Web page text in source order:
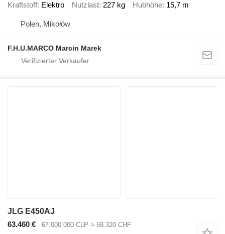
Kraftstoff Elektro Nutzlast 227 kg Hubhöhe 15,7 m
Polen, Mikołów
F.H.U.MARCO Marcin Marek
JLG E450AJ
63.460 €
67.000.000 CLP ≈ 59.320 CHF